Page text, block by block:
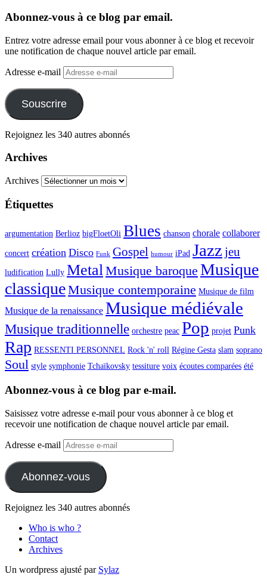
Abonnez-vous à ce blog par email.
Entrez votre adresse email pour vous abonner à ce blog et recevoir
une notification de chaque nouvel article par email.
Adresse e-mail
Souscrire
Rejoignez les 340 autres abonnés
Archives
Archives
Étiquettes
argumentation Berlioz bigFloetOli Blues chanson chorale collaborer
concert création Disco Funk Gospel humour iPad Jazz jeu
ludification Lully MetalMusique baroque Musique
classiqueMusique contemporaine Musique de film
Musique de la renaissance Musique médiévale
Musique traditionnelle orchestre peac Pop projet Punk
Rap RESSENTI PERSONNEL Rock 'n' roll Régine Gesta slam soprano
Soul style symphonie Tchaïkovsky tessiture voix écoutes comparées été
Abonnez-vous à ce blog par e-mail.
Saisissez votre adresse e-mail pour vous abonner à ce blog et
recevoir une notification de chaque nouvel article par email.
Adresse e-mail
Abonnez-vous
Rejoignez les 340 autres abonnés
Who is who ?
Contact
Archives
Un wordpress ajusté par Sylaz